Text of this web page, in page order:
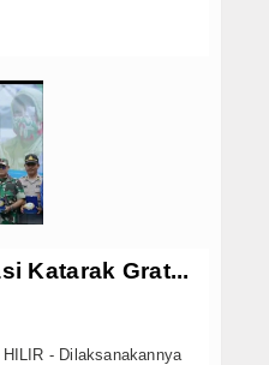
Katarak Grat...
- Dilaksanakannya